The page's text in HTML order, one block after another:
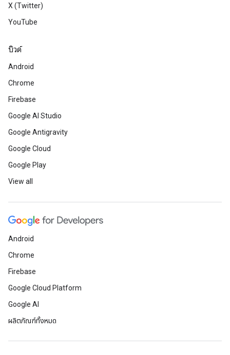
X (Twitter)
YouTube
บิวด์
Android
Chrome
Firebase
Google AI Studio
Google Antigravity
Google Cloud
Google Play
View all
Android
Chrome
Firebase
Google Cloud Platform
Google AI
ผลิตภัณฑ์ทั้งหมด